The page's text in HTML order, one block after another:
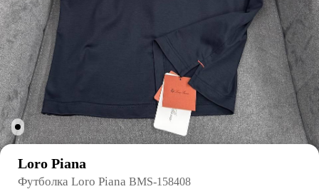
Loro Piana
Футболка Loro Piana BMS-158408